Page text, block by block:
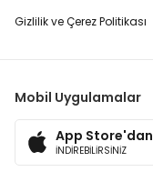
Gizlilik ve Çerez Politikası
Mobil Uygulamalar
App Store'dan
İNDİREBİLİRSİNİZ